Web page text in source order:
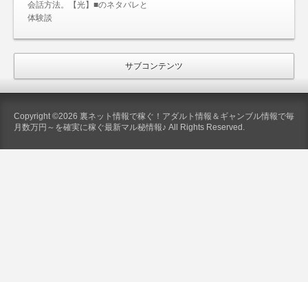
会話方法。【光】■のネタバレと
体験談
サブコンテンツ
Copyright ©2026 裏ネット情報で稼ぐ！アダルト情報＆ギャンブル情報で毎
月数万円～を確実に稼ぐ最新マル秘情報♪ All Rights Reserved.